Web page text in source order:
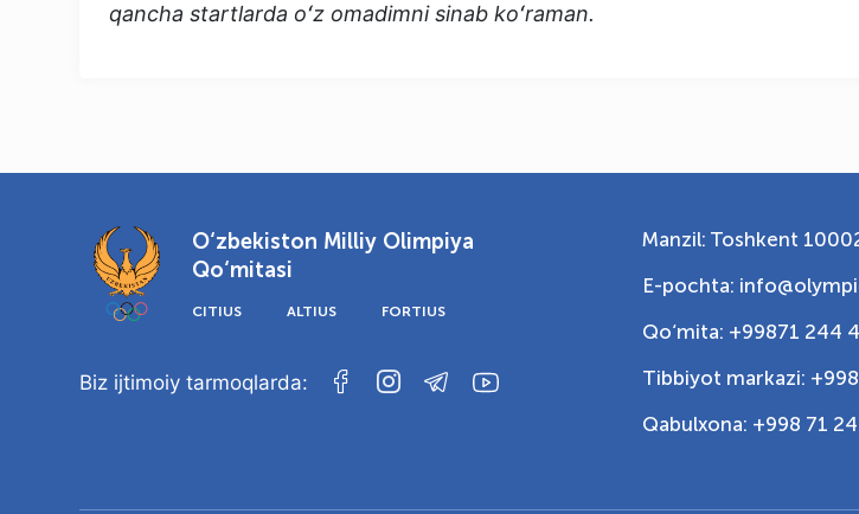
qancha startlarda oʻz omadimni sinab koʻraman.
O‘zbekiston Milliy Olimpiya
Qo‘mitasi
CITIUS ALTIUS FORTIUS
Biz ijtimoiy tarmoqlarda:
Manzil: Toshkent
E-pochta:
Qo‘mita: +99871 244
Tibbiyot markazi:
Qabulxona: +998 71